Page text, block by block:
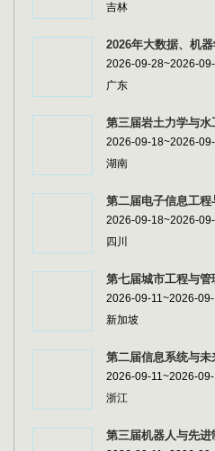
吉林
2026年大数据、机
2026-09-28~2026-
广东
第三届岩土力学与
2026-09-18~2026-
湖南
第二届电子信息工
2026-09-18~2026-
四川
第七届城市工程与
2026-09-11~2026-
新加坡
第二届信息系统与
2026-09-11~2026-
浙江
第三届机器人与先